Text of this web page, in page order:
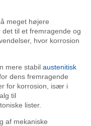
meget højere
til et fremragende og
hvor korrosion
mere stabil austenitisk
dens fremragende
for korrosion, især i
til
lister.
af mekaniske